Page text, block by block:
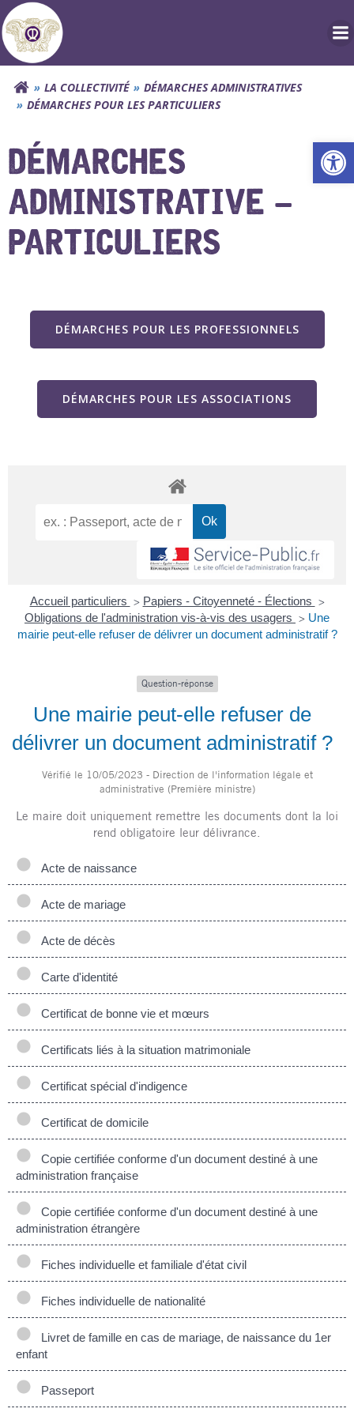
Aller
au
contenu
LA COLLECTIVITÉ
DÉMARCHES ADMINISTRATIVES
DÉMARCHES POUR LES PARTICULIERS
DÉMARCHES
ADMINISTRATIVE –
PARTICULIERS
DÉMARCHES POUR LES PROFESSIONNELS
DÉMARCHES POUR LES ASSOCIATIONS
Accueil particuliers > Papiers - Citoyenneté - Élections >
Obligations de l'administration vis-à-vis des usagers > Une
mairie peut-elle refuser de délivrer un document administratif ?
Question-réponse
Une mairie peut-elle refuser de
délivrer un document administratif ?
Vérifié le 10/05/2023 - Direction de l'information légale et
administrative (Première ministre)
Le maire doit uniquement remettre les documents dont la loi
rend obligatoire leur délivrance.
Acte de naissance
Acte de mariage
Acte de décès
Carte d'identité
Certificat de bonne vie et mœurs
Certificats liés à la situation matrimoniale
Certificat spécial d'indigence
Certificat de domicile
Copie certifiée conforme d'un document destiné à une
administration française
Copie certifiée conforme d'un document destiné à une
administration étrangère
Fiches individuelle et familiale d'état civil
Fiches individuelle de nationalité
Livret de famille en cas de mariage, de naissance du 1er
enfant
Passeport